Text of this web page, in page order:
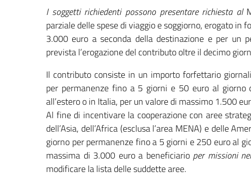
I soggetti richiedenti possono presentare richiesta al
parziale delle spese di viaggio e soggiorno, erogato
3.000 euro a seconda della destinazione e per
prevista l’erogazione del contributo oltre il decimo
Il contributo consiste in un importo forfettario
per permanenze fino a 5 giorni e 50 euro al
all’estero o in Italia, per un valore di massimo 1.500
Al fine di incentivare la cooperazione con aree
dell’Asia, dell’Africa (esclusa l’area MENA) e delle
giorno per permanenze fino a 5 giorni e 250 euro al
massima di 3.000 euro a beneficiario per missioni
modificare la lista delle suddette aree.